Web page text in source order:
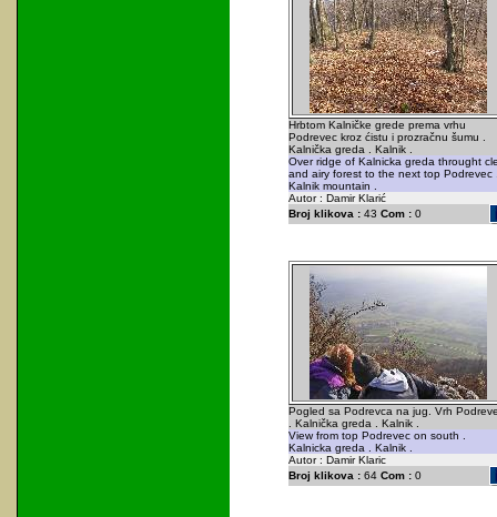
Hrbtom Kalničke grede prema vrhu
Podrevec kroz ćistu i prozračnu šumu .
Kalnička greda . Kalnik .
Over ridge of Kalnicka greda throught
and airy forest to the next top Podrevec
Kalnik mountain .
Autor : Damir Klarić
Broj klikova :43 Com :0
Pogled sa Podrevca na jug. Vrh
. Kalnička greda . Kalnik .
View from top Podrevec on south .
Kalnicka greda . Kalnik .
Autor : Damir Klaric
Broj klikova :64 Com :0